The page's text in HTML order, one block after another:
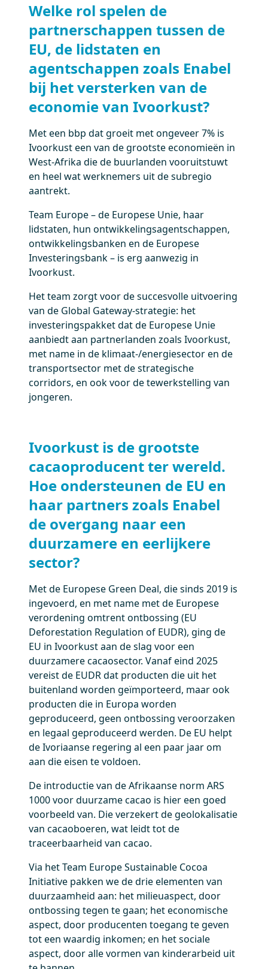
Welke rol spelen de
partnerschappen tussen de
EU, de lidstaten en
agentschappen zoals Enabel
bij het versterken van de
economie van Ivoorkust?
Met een bbp dat groeit met ongeveer 7% is
Ivoorkust een van de grootste economieën in
West-Afrika die de buurlanden vooruitstuwt
en heel wat werknemers uit de subregio
aantrekt.
Team Europe – de Europese Unie, haar
lidstaten, hun ontwikkelingsagentschappen,
ontwikkelingsbanken en de Europese
Investeringsbank – is erg aanwezig in
Ivoorkust.
Het team zorgt voor de succesvolle uitvoering
van de Global Gateway-strategie: het
investeringspakket dat de Europese Unie
aanbiedt aan partnerlanden zoals Ivoorkust,
met name in de klimaat-/energiesector en de
transportsector met de strategische
corridors, en ook voor de tewerkstelling van
jongeren.
Ivoorkust is de grootste
cacaoproducent ter wereld.
Hoe ondersteunen de EU en
haar partners zoals Enabel
de overgang naar een
duurzamere en eerlijkere
sector?
Met de Europese Green Deal, die sinds 2019 is
ingevoerd, en met name met de Europese
verordening omtrent ontbossing (EU
Deforestation Regulation of EUDR), ging de
EU in Ivoorkust aan de slag voor een
duurzamere cacaosector. Vanaf eind 2025
vereist de EUDR dat producten die uit het
buitenland worden geïmporteerd, maar ook
producten die in Europa worden
geproduceerd, geen ontbossing veroorzaken
en legaal geproduceerd werden. De EU helpt
de Ivoriaanse regering al een paar jaar om
aan die eisen te voldoen.
De introductie van de Afrikaanse norm ARS
1000 voor duurzame cacao is hier een goed
voorbeeld van. Die verzekert de geolokalisatie
van cacaoboeren, wat leidt tot de
traceerbaarheid van cacao.
Via het Team Europe Sustainable Cocoa
Initiative pakken we de drie elementen van
duurzaamheid aan: het milieuaspect, door
ontbossing tegen te gaan; het economische
aspect, door producenten toegang te geven
tot een waardig inkomen; en het sociale
aspect, door alle vormen van kinderarbeid uit